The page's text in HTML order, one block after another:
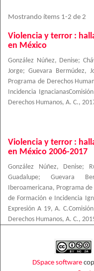
Mostrando ítems 1-2 de 2
Violencia y terror :
en México
González Núñez, Denise;
Jorge; Guevara Bermúdez,
Programa de Derechos
Incidencia
Derechos Humanos, A. C.,
Violencia y terror :
en México 2006-2017
González Núñez, Denise;
Guadalupe; Guevara
Iberoamericana, Programa
de Formación e Incidencia
Expresión A 19, A.
Derechos Humanos, A. C.,
DSpace software